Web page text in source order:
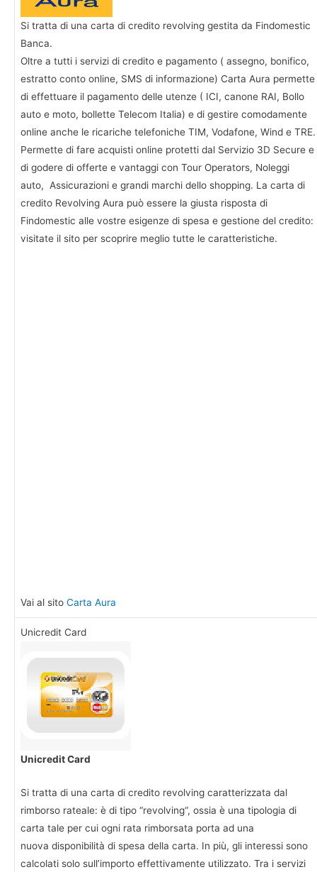
Si tratta di una carta di credito revolving gestita da Findomestic
Banca.
Oltre a tutti i servizi di credito e pagamento ( assegno, bonifico,
estratto conto online, SMS di informazione) Carta Aura permette
di effettuare il pagamento delle utenze ( ICI, canone RAI, Bollo
auto e moto, bollette Telecom Italia) e di gestire comodamente
online anche le ricariche telefoniche TIM, Vodafone, Wind e TRE.
Permette di fare acquisti online protetti dal Servizio 3D Secure e
di godere di offerte e vantaggi con Tour Operators, Noleggi
auto, Assicurazioni e grandi marchi dello shopping. La carta di
credito Revolving Aura può essere la giusta risposta di
Findomestic alle vostre esigenze di spesa e gestione del credito:
visitate il sito per scoprire meglio tutte le caratteristiche.
Vai al sito Carta Aura
Unicredit Card
Unicredit Card
Si tratta di una carta di credito revolving caratterizzata dal
rimborso rateale: è di tipo “revolving“, ossia è una tipologia di
carta tale per cui ogni rata rimborsata porta ad una
nuova disponibilità di spesa della carta. In più, gli interessi sono
calcolati solo sull’importo effettivamente utilizzato. Tra i servizi